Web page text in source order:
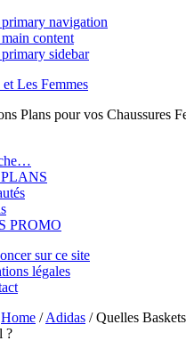
navigation
content
sidebar
Les Femmes
Plans pour vos Chaussures
PROMO
sur ce site
légales
Home / Adidas /Quelles
?